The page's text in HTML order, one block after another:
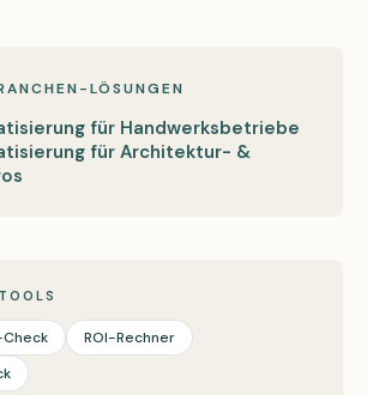
LÖSUNGEN
für Handwerksbetriebe
für Architektur- &
ROI-Rechner